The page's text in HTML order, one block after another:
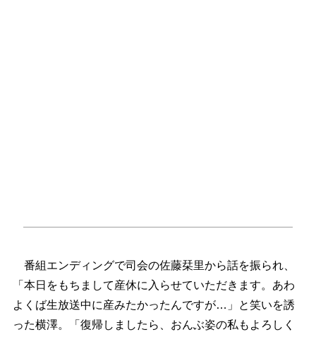
番組エンディングで司会の佐藤栞里から話を振られ、
「本日をもちまして産休に入らせていただきます。あわ
よくば生放送中に産みたかったんですが…」と笑いを誘
った横澤。「復帰しましたら、おんぶ姿の私もよろしく